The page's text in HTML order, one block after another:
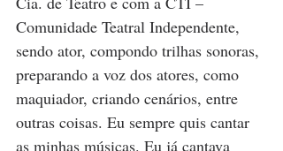
Comunidade Teatral Independente,
sendo ator, compondo trilhas sonoras,
preparando a voz dos atores, como
maquiador, criando cenários, entre
outras coisas. Eu sempre quis cantar
as minhas músicas. Eu já cantava